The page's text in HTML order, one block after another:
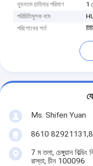
ন্যূনতম চাহিদার পরিমাণ
1
পরিচিতিমুলক নাম
পরিশোধের শর্ত
Ms. Shifen Yuan
8610
7 ম তলা, চেঙ্গুয়ান
রাস্তা, চীন 100096